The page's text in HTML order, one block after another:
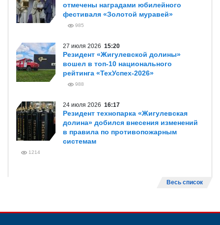
отмечены наградами юбилейного
фестиваля «Золотой муравей»
985
27 июля 2026 15:20
Резидент «Жигулевской долины»
вошел в топ-10 национального
рейтинга «ТехУспех-2026»
988
24 июля 2026 16:17
Резидент технопарка «Жигулевская
долина» добился внесения изменений
в правила по противопожарным
системам
1214
Весь список